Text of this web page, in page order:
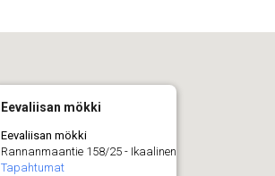
Eevaliisan mökki
Eevaliisan mökki
Rannanmaantie 158/25 - Ikaalinen
Tapahtumat